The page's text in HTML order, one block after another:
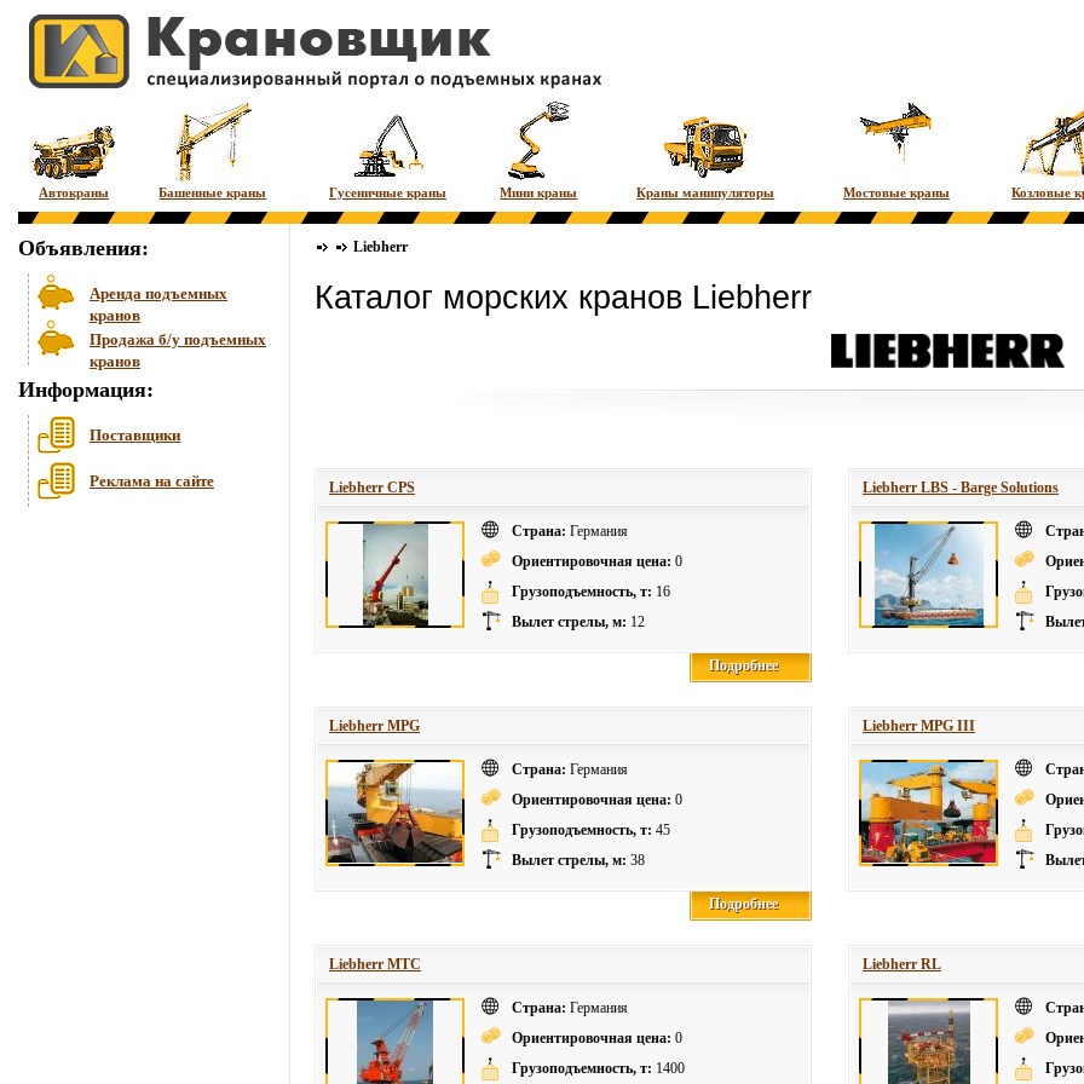
Автокраны Башенные краны Гусеничные краны Мини краны Краны манипуляторы Мостовые краны Козловые
Объявления:
Аренда подъемных
кранов
Продажа б/у подъемных
кранов
Информация:
Поставщики
Реклама на сайте
Liebherr
Каталог морских кранов Liebherr
Liebherr CPS
Страна: Германия
Ориентировочная цена: 0
Грузоподъемность, т: 16
Вылет стрелы, м: 12
Подробнее
Подробнее
Liebherr LBS - Barge Solutions
Liebherr MPG
Страна: Германия
Ориентировочная цена: 0
Грузоподъемность, т: 45
Вылет стрелы, м: 38
Подробнее
Подробнее
Liebherr MPG III
Liebherr MTC
Страна: Германия
Ориентировочная цена: 0
Грузоподъемность, т: 1400
Liebherr RL